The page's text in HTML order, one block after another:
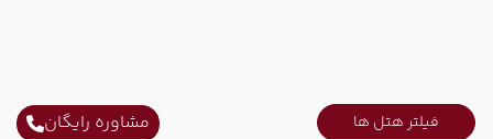
فیلتر هتل ها مشاوره رایگان